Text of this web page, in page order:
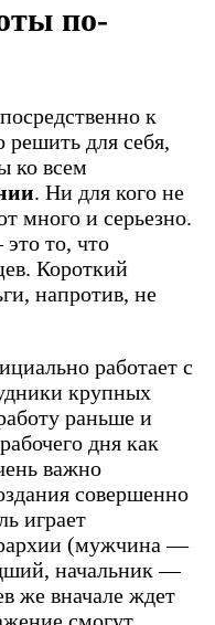
по-
к
решить для себя,
ко всем
. Ни для кого не
много и серьезно.
это то, что
Короткий
напротив, не
работает с
крупных
раньше и
дня как
важно
совершенно
играет
(мужчина —
начальник —
же вначале ждет